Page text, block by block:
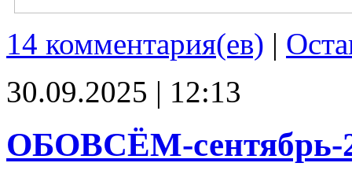
14 комментария(ев) |
30.09.2025 | 12:13
ОБОВСЁМ-сентябрь-